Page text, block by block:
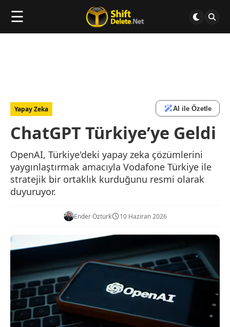
☰
Yapay Zeka AI ile Özetle
ChatGPT Türkiye’ye Geldi
OpenAI, Türkiye'deki yapay zeka çözümlerini
yaygınlaştırmak amacıyla Vodafone Türkiye ile
stratejik bir ortaklık kurduğunu resmi olarak
duyuruyor.
Ender Öztürk 10 Haziran 2026